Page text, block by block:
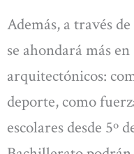
Además, a través
se ahondará más
arquitectónicos:
deporte, como
escolares desde 5º